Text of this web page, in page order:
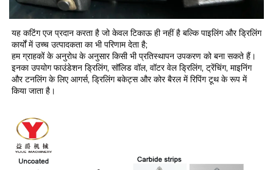
यह कटिंग एज प्रदान करता है जो केवल टिकाऊ ही नहीं है बल्कि पाइलिंग और ड्रिलिंग
कार्यों में उच्च उत्पादकता का भी परिणाम देता है;
हम ग्राहकों के अनुरोध के अनुसार किसी भी प्रतिस्थापन उपकरण को बना सकते हैं।
इनका उपयोग फाउंडेशन ड्रिलिंग, सॉलिड वॉल, वॉटर वेल ड्रिलिंग, ट्रेंचिंग, माइनिंग
और टनलिंग के लिए आगर्स, ड्रिलिंग बकेट्स और कोर बैरल में रिपिंग टूथ के रूप में
किया जाता है।